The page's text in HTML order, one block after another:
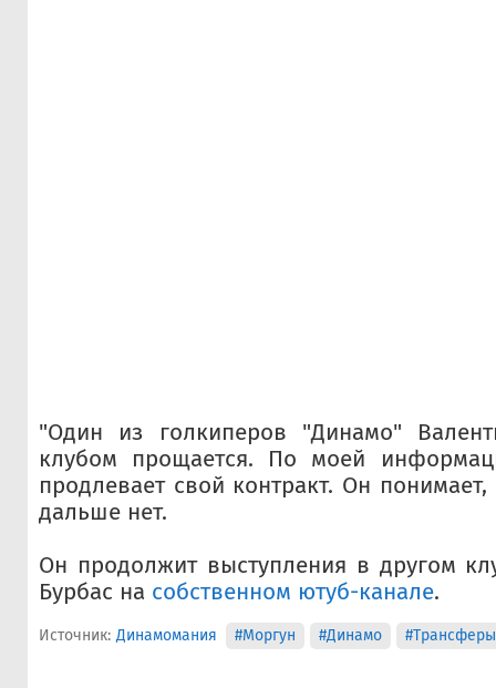
"Один из голкиперов "Динамо"
клубом прощается. По моей
продлевает свой контракт. Он
дальше нет.
Он продолжит выступления в другом
Бурбас на собственном ютуб-канале.
Источник: Динамомания #Моргун #Динамо #Трансферы